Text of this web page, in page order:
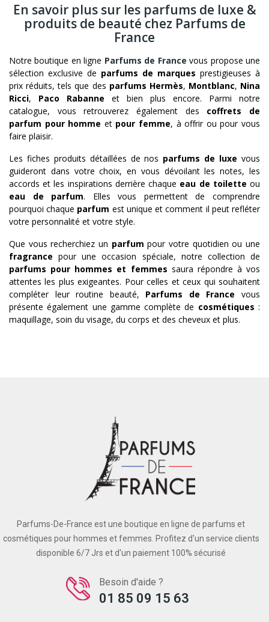
En savoir plus sur les parfums de luxe &
produits de beauté chez Parfums de
France
Notre boutique en ligne Parfums de France vous propose une
sélection exclusive de parfums de marques prestigieuses à
prix réduits, tels que des parfums Hermès, Montblanc, Nina
Ricci, Paco Rabanne et bien plus encore. Parmi notre
catalogue, vous retrouverez également des coffrets de
parfum pour homme et pour femme, à offrir ou pour vous
faire plaisir.
Les fiches produits détaillées de nos parfums de luxe vous
guideront dans votre choix, en vous dévoilant les notes, les
accords et les inspirations derrière chaque eau de toilette ou
eau de parfum. Elles vous permettent de comprendre
pourquoi chaque parfum est unique et comment il peut refléter
votre personnalité et votre style.
Que vous recherchiez un parfum pour votre quotidien ou une
fragrance pour une occasion spéciale, notre collection de
parfums pour hommes et femmes saura répondre à vos
attentes les plus exigeantes. Pour celles et ceux qui souhaitent
compléter leur routine beauté, Parfums de France vous
présente également une gamme complète de cosmétiques :
maquillage, soin du visage, du corps et des cheveux et plus.
Parfums-De-France est une boutique en ligne de parfums et
cosmétiques pour hommes et femmes. Profitez d'un service clients
disponible 6/7 Jrs et d'un paiement 100% sécurisé
Besoin d'aide ?
01 85 09 15 63